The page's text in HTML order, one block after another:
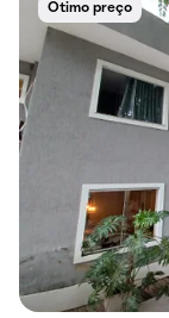
Ótimo preço